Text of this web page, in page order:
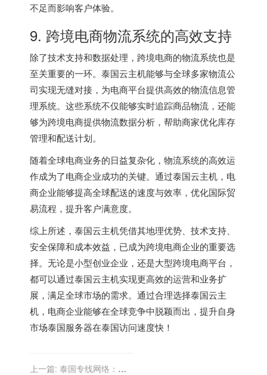
不足而影响客户体验。
9. 跨境电商物流系统的高效支持
除了技术支持和数据处理，跨境电商的物流系统也是
至关重要的一环。泰国云主机能够与全球多家物流公
司实现无缝对接，为电商平台提供高效的物流信息管
理系统。这些系统不仅能够实时追踪商品物流，还能
够为跨境电商提供物流数据分析，帮助商家优化库存
管理和配送计划。
随着全球电商业务的日益复杂化，物流系统的高效运
作成为了电商企业成功的关键。通过泰国云主机，电
商企业能够提高全球配送的速度与效率，优化国际贸
易流程，提升客户满意度。
综上所述，泰国云主机凭借其地理优势、技术支持、
安全保障和成本效益，已成为跨境电商企业的重要选
择。无论是小型创业企业，还是大型跨境电商平台，
都可以通过泰国云主机实现更高效的运营和业务扩
展，满足全球市场的需求。通过合理选择泰国云主
机，电商企业能够在全球竞争中脱颖而出，提升自身
市场泰国服务器在泰国访问速度快！
上一篇: 泰国专线网络：为